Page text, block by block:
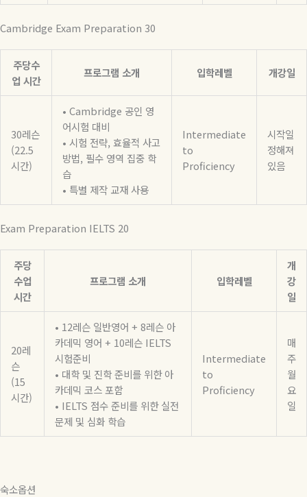
Cambridge Exam Preparation 30
주당수
업 시간
프로그램 소개 입학레벨 개강일
30레슨
(22.5
시간)
• Cambridge 공인 영
어시험 대비
• 시험 전략, 효율적 사고
방법, 필수 영역 집중 학
습
• 특별 제작 교재 사용
Intermediate
to
Proficiency
시작일
정해져
있음
Exam Preparation IELTS 20
주당
수업
시간
프로그램 소개 입학레벨
개
강
일
20레
슨
(15
시간)
• 12레슨 일반영어 + 8레슨 아
카데믹 영어 + 10레슨 IELTS
시험준비
• 대학 및 진학 준비를 위한 아
카데믹 코스 포함
• IELTS 점수 준비를 위한 실전
문제 및 심화 학습
Intermediate
to
Proficiency
매
주
월
요
일
숙소옵션